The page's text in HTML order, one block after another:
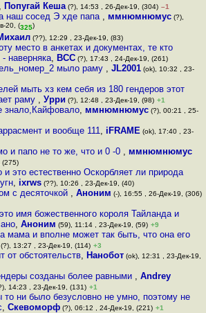
, Попугай Кеша(?), 14:53 , 26-Дек-19, (304) –1
наш сосед Э хде папа , ммнюмнюмус(?),
20, (325)
(??), 12:29 , 23-Дек-19, (83)
место в анкетах и документах, те кто
наверняка, ВСС (?), 17:43 , 24-Дек-19, (261)
мыло раму , JL2001(ok), 10:32 , 23-
мыть хз кем себя из 180 гендеров этот
раму ,Урри (?), 12:48 , 23-Дек-19, (98) +1
знало,Кайфовало, ммнюмнюмус(?), 00:21 , 25-
и вообще 111, iFRAME (ok), 17:40 , 23-
и папо не то же, что и 0 -0 , ммнюмнюмус
(275)
это естественно Оскорбляет ли природа
, ixrws(??), 10:26 , 23-Дек-19, (40)
с десяточкой , Аноним (-), 16:55 , 26-Дек-19, (306)
имя божественного короля Тайланда и
, Аноним (59), 11:14 , 23-Дек-19, (59) +9
мама и вполне может так быть, что она его
13:27 , 23-Дек-19, (114) +3
от обстоятельств, Нанобот(ok), 12:31 , 23-Дек-19,
созданы более равными , Andrey
14:23 , 23-Дек-19, (131) +1
то ни было безусловно не умно, поэтому не
, Скевоморф(?), 06:12 , 24-Дек-19, (221) +1